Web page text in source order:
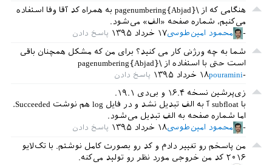
هنگامی که از \pagenumbering{Abjad} به همراه کد آقا وفا استفاده
می‌کنیم، شماره صفحه «الف» می‌شود.
۱۷ خرداد ۱۳۹۵محمود امین‌طوسی
شما به چه ورژنی کار می کنید؟ برای من که مشکل همچنان باقی
است حتی با استفاده از \pagenumbering{Abjad}
۱۸ خرداد ۱۳۹۵pouramini
زی‌پرشین نسخه ۱۶.۴ و بی‌دی ۱۹.۱.
با subfloat آ به الف تبدیل نشد و در فایل log هم نوشت Succeeded.
اما شماره صفحه به الف تبدیل می‌شود.
۱۸ خرداد ۱۳۹۵محمود امین‌طوسی
من پاسخم رو تغییر دادم و کد رو بصورت کامل نوشتم. با تک‌لایو
۲۰۱۶ کد من خروجی مورد نظر رو تولید می‌کنه.